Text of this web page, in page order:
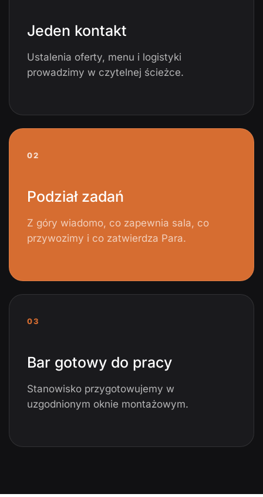
Jeden kontakt
Ustalenia oferty, menu i logistyki
prowadzimy w czytelnej ścieżce.
02
Podział zadań
Z góry wiadomo, co zapewnia sala, co
przywozimy i co zatwierdza Para.
03
Bar gotowy do pracy
Stanowisko przygotowujemy w
uzgodnionym oknie montażowym.